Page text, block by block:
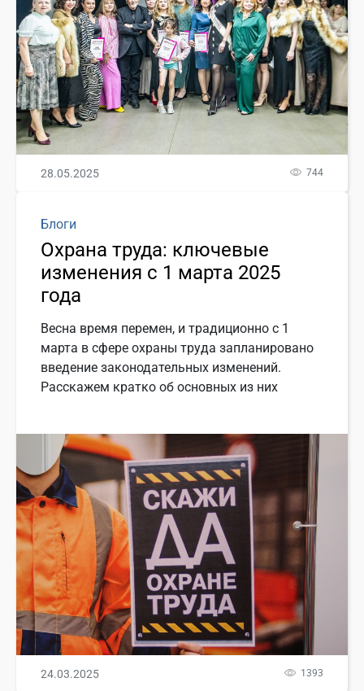
28.05.2025 744
Блоги
Охрана труда: ключевые
изменения с 1 марта 2025
года
Весна время перемен, и традиционно с 1
марта в сфере охраны труда запланировано
введение законодательных изменений.
Расскажем кратко об основных из них
24.03.2025 1393